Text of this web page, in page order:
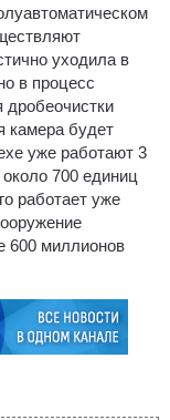
уходила в
в процесс
дробеочистки
камера будет
уже работают 3
700 единиц
работает уже
600 миллионов